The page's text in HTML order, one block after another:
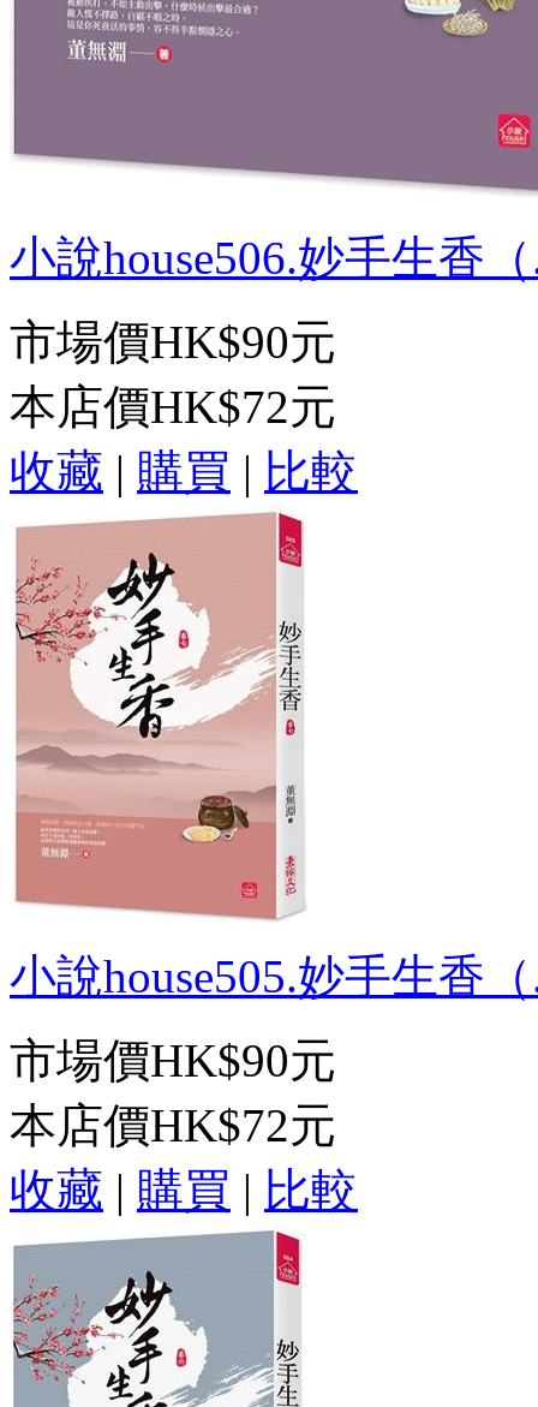
小說house506.妙手生香
市場價HK$90元
本店價HK$72元
收藏 | 購買 | 比較
小說house505.妙手生香
市場價HK$90元
本店價HK$72元
收藏 | 購買 | 比較